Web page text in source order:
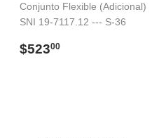
Conjunto Flexible (Adicional)
SNI 19-7117.12 --- S-36
Precio
$52300